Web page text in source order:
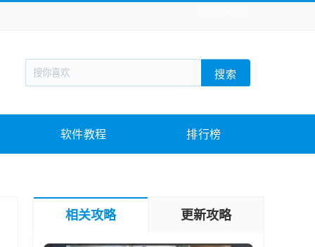
新闻阅读 旅游出行 生活实用
回合网游 战棋游戏 枪战射击
教育教学 游戏娱乐 系统软件 素材下载
搜索
软件教程 排行榜
相关攻略 更新攻略